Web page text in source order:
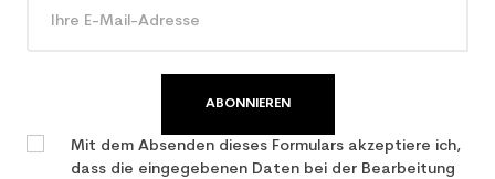
ABONNIEREN
Mit dem Absenden dieses Formulars akzeptiere ich,
dass die eingegebenen Daten bei der Bearbeitung